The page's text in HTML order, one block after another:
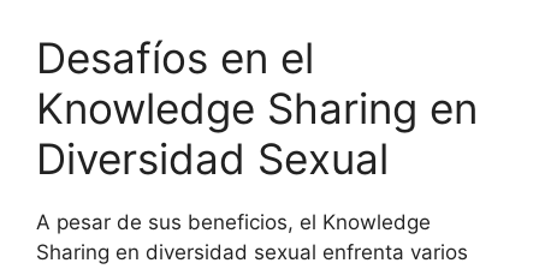
Desafíos en el
Knowledge Sharing en
Diversidad Sexual
A pesar de sus beneficios, el Knowledge
Sharing en diversidad sexual enfrenta varios